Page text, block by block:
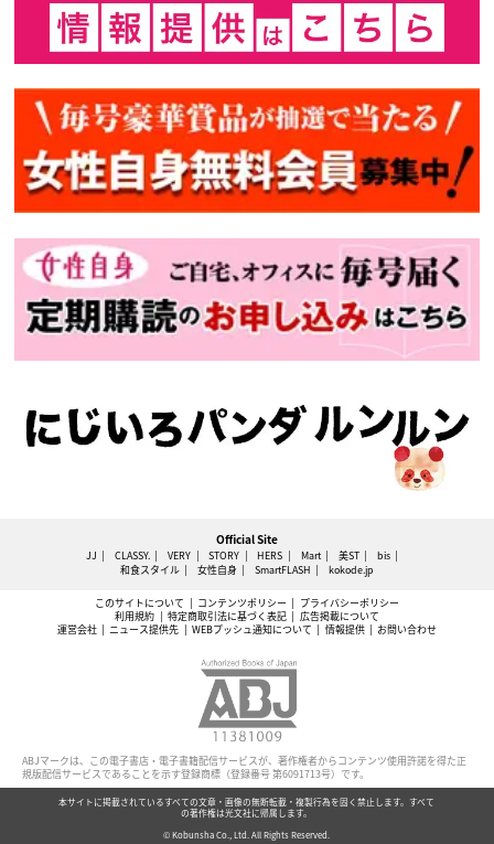
Official Site
JJ CLASSY. VERY STORY HERS Mart 美ST
bis
和食スタイル
女性自身 SmartFLASH kokode.jp
このサイトについて コンテンツポリシー
プライバシーポリシー
利用規約
特定商取引法に基づく表記
広告掲載について
運営会社
ニュース提供先 WEBプッシュ通知について 情報提供 お問い合わせ
ABJマークは、この電子書店・電子書籍配信サービスが、著作権者からコンテンツ使用許諾を得た正
規版配信サービスであることを示す登録商標（登録番号 第6091713号）です。
本サイトに掲載されているすべての文章・画像の無断転載・複製行為を固く禁止します。すべて
の著作権は光文社に帰属します。
© Kobunsha Co., Ltd. All Rights Reserved.